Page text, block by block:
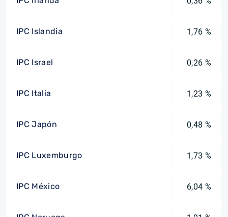
IPC Islandia 1,76 %
IPC Israel 0,26 %
IPC Italia 1,23 %
IPC Japón 0,48 %
IPC Luxemburgo 1,73 %
IPC México 6,04 %